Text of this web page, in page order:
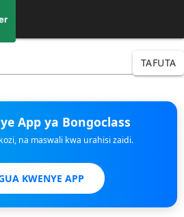
TAFUTA
App ya Bongoclass
na maswali kwa urahisi zaidi.
KWENYE APP